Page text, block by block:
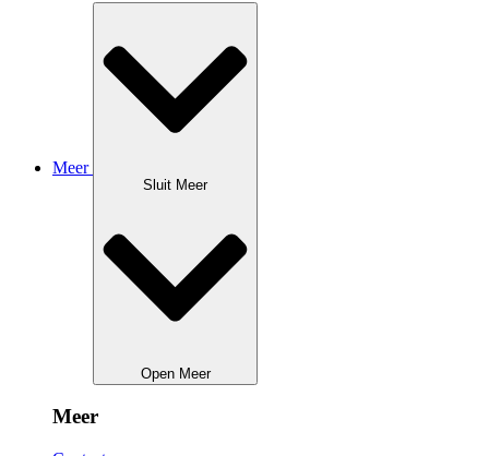
Meer
Sluit Meer
Open Meer
Meer